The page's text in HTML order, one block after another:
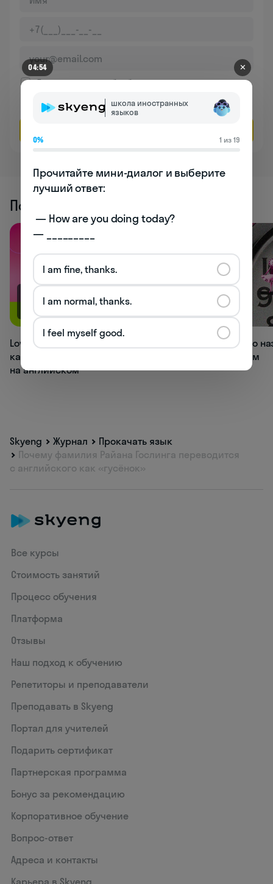
Даю согласие на обработкуперсональных данных
Соглашаюсь наполучение рекламы
Похожие статьи
113.1K
Love, bae, muffin: 20+ вариантов,
как называть любимого человека
на английском
98.4K
Как правильно
на английском
Skyeng Журнал
Прокачать язык
Почему фамилия Райана Гослинга переводится
с английского как «гусёнок»
Все курсы
Стоимость занятий
Процесс обучения
Платформа
Отзывы
Наш подход к обучению
Репетиторы и преподаватели
Преподавать в Skyeng
Портал для учителей
Подарить сертификат
Партнерская программа
Бонус за рекомендацию
Корпоративное обучение
Вопрос-ответ
Адреса и контакты
04:54 ✕
школа иностранных
языков
0% 1 из 19
Прочитайте мини-диалог и выберите
лучший ответ:
— _________
I am fine, thanks.
I am normal, thanks.
I feel myself good.